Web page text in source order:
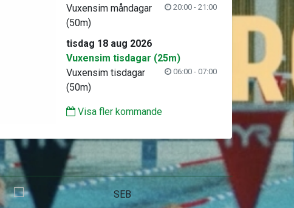
20:00 - 21:00
Vuxensim måndagar
(50m)
tisdag 18 aug 2026
Vuxensim tisdagar (25m)
06:00 - 07:00
Vuxensim tisdagar
(50m)
Visa fler kommande